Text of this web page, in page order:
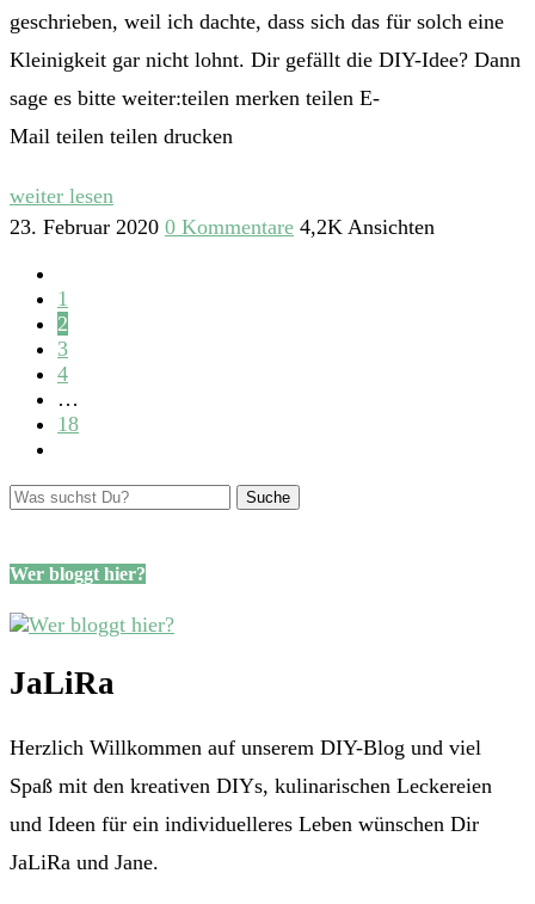
geschrieben, weil ich dachte, dass sich das für solch eine
Kleinigkeit gar nicht lohnt. Dir gefällt die DIY-Idee? Dann
sage es bitte weiter:teilen merken teilen E-
Mail teilen teilen drucken
weiter lesen
23. Februar 2020 0 Kommentare 4,2K Ansichten
1
2
3
4
…
18
Wer bloggt hier?
JaLiRa
Herzlich Willkommen auf unserem DIY-Blog und viel
Spaß mit den kreativen DIYs, kulinarischen Leckereien
und Ideen für ein individuelleres Leben wünschen Dir
JaLiRa und Jane.